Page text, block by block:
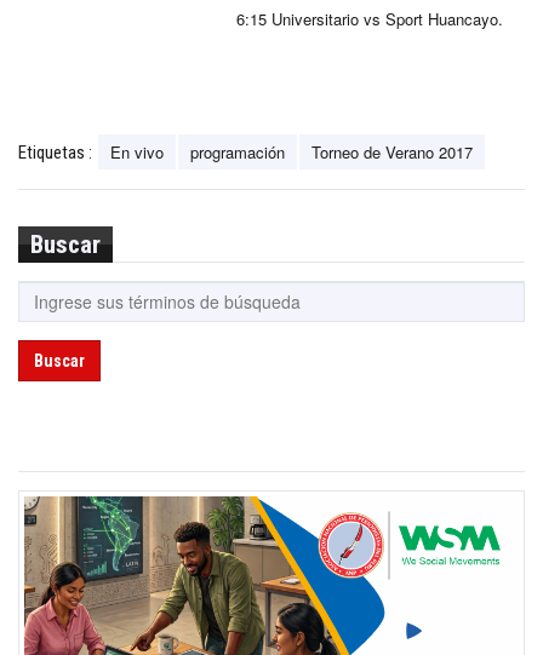
6:15 Universitario vs Sport Huancayo.
Etiquetas : En vivo programación Torneo de Verano 2017
Buscar
Buscar